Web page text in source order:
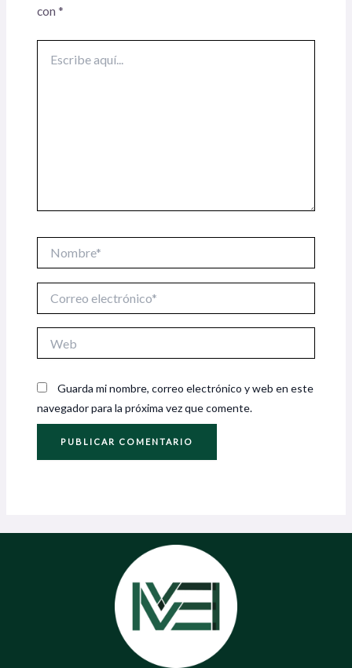
con *
aquí...
electrónico*
Guarda mi nombre, correo electrónico y web en este
navegador para la próxima vez que comente.